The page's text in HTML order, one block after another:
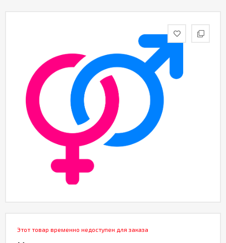
Этот товар временно недоступен для заказа